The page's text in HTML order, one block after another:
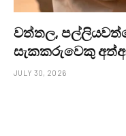
වත්තල,
සැකකරුවෙකු
JULY 30, 2026